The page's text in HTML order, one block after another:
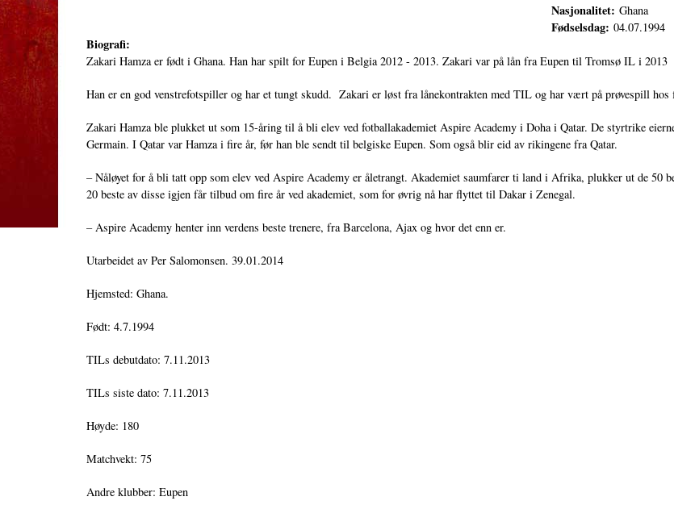
Nasjonalitet:Ghana
Fødselsdag:04.07.1994
Biografi:
Zakari Hamza er født i Ghana. Han har spilt for Eupen i Belgia 2012 - 2013. Zakari var på lån fra Eupen til Tromsø IL i 2013
Han er en god venstrefotspiller og har et tungt skudd. Zakari er løst fra lånekontrakten med TIL og har vært på prøvespill hos
Zakari Hamza ble plukket ut som 15-åring til å bli elev ved fotballakademiet Aspire Academy i Doha i Qatar. De styrtrike
Germain. I Qatar var Hamza i fire år, før han ble sendt til belgiske Eupen. Som også blir eid av rikingene fra Qatar.
– Nåløyet for å bli tatt opp som elev ved Aspire Academy er åletrangt. Akademiet saumfarer ti land i Afrika, plukker ut de 50
20 beste av disse igjen får tilbud om fire år ved akademiet, som for øvrig nå har flyttet til Dakar i Zenegal.
– Aspire Academy henter inn verdens beste trenere, fra Barcelona, Ajax og hvor det enn er.
Utarbeidet av Per Salomonsen. 39.01.2014
Hjemsted: Ghana.
Født: 4.7.1994
TILs debutdato: 7.11.2013
TILs siste dato: 7.11.2013
Høyde: 180
Matchvekt: 75
Andre klubber: Eupen